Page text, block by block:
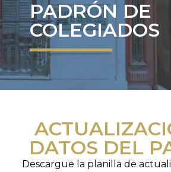
PADRÓN DE
COLEGIADOS
DATOS DEL
Descargue la planilla de